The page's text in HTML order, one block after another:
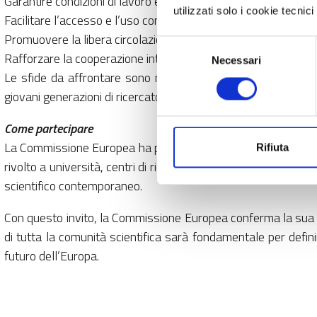
utilizzati solo i cookie
Selezione
del
consenso
Necessari
Rifiuta
Facilitare l’accesso e l’uso condiviso delle infrastrutture
Promuovere la libera circolazione di conoscenze, dati e
Rafforzare la cooperazione internazionale e la
Le sfide da affrontare sono molteplici e riguardano, ad
giovani generazioni di ricercatori.
Come partecipare
La Commissione Europea ha predisposto una piattaforma
rivolto a università, centri di ricerca, industrie, associazioni
scientifico contemporaneo.
Con questo invito, la Commissione Europea conferma la
di tutta la comunità scientifica sarà fondamentale per
futuro dell’Europa.